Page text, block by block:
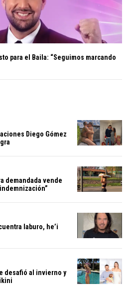
para el Baila: “Seguimos marcando
Diego Gómez
demandada vende
laburo, he’i
desafió al invierno y